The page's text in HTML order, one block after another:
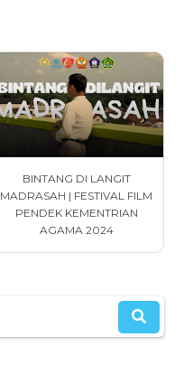
BINTANG DI LANGIT
MADRASAH | FESTIVAL FILM
PENDEK KEMENTRIAN
AGAMA 2024